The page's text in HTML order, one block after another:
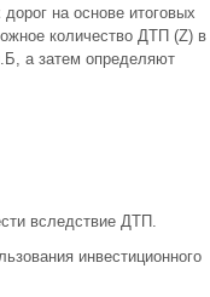
на основе итоговых
количество ДТП (Z) в
а затем определяют
вследствие ДТП.
инвестиционного